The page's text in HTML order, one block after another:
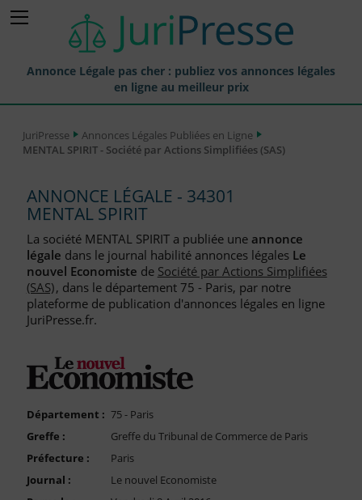
Annonce Légale pas cher : publiez vos annonces légales
en ligne au meilleur prix
Annonces Légales Publiées
Journaux Habilités (JAL) Annonces Légales
Départements pour la Publication d'Annonces Légales
Liste des Greffes
Liste des CCI
FAQ
Compte PRO
JuriPresse
Annonces Légales Publiées en Ligne
MENTAL SPIRIT - Société par Actions Simplifiées (SAS)
ANNONCE LÉGALE - 34301
MENTAL SPIRIT
La société MENTAL SPIRIT a publiée une annonce
légale dans le journal habilité annonces légales Le
nouvel Economiste de Société par Actions Simplifiées
(SAS), dans le département 75 - Paris, par notre
plateforme de publication d'annonces légales en ligne
JuriPresse.fr.
Département : 75 - Paris
Greffe :
Greffe du Tribunal de Commerce de Paris
Préfecture :
Paris
Journal :
Le nouvel Economiste